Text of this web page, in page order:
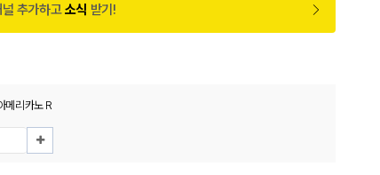
추가하고소식 받기!
메리카노 R